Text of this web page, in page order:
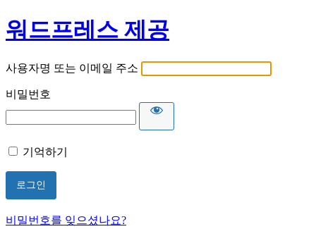
워드프레스 제공
사용자명 또는 이메일 주소
비밀번호
기억하기
비밀번호를 잊으셨나요?